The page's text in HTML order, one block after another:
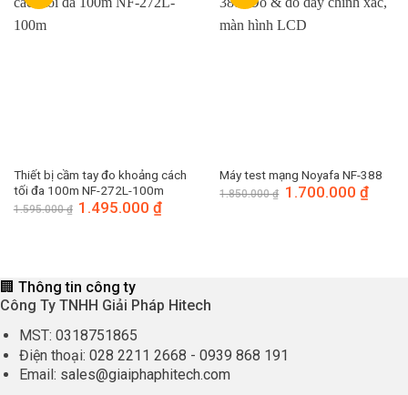
Thiết bị cầm tay đo khoảng cách
tối đa 100m NF-272L-100m
1.595.000₫ Giá
gốc
1.495.000₫
Máy test mạng Noyafa NF-388
1.850.000₫ Giá
gốc
1.700.000 ₫Giá
🏢 Thông tin công ty
Công Ty TNHH Giải Pháp Hitech
MST: 0318751865
Điện thoại: 028 2211 2668 - 0939 868 191
Email: sales@giaiphaphitech.com